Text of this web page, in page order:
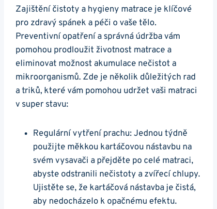
Zajištění čistoty a hygieny matrace je klíčové
pro zdravý spánek a péči o vaše tělo.
Preventivní opatření a správná údržba vám
pomohou prodloužit životnost matrace a
eliminovat možnost akumulace nečistot a
mikroorganismů. Zde je několik důležitých rad
a triků, které vám pomohou udržet vaši matraci
v super stavu:
Regulární vytření prachu: Jednou týdně
použijte měkkou kartáčovou nástavbu na
svém vysavači a přejděte po celé matraci,
abyste odstranili nečistoty a zvířecí chlupy.
Ujistěte se, že kartáčová nástavba je čistá,
aby nedocházelo k opačnému efektu.